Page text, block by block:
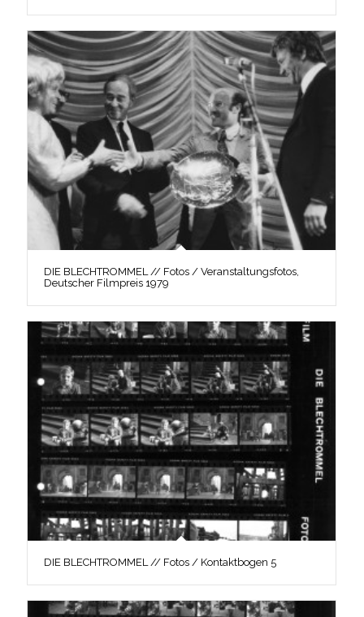
DIE BLECHTROMMEL // Fotos / Veranstaltungsfotos,
Deutscher Filmpreis 1979
DIE BLECHTROMMEL // Fotos / Kontaktbogen 5